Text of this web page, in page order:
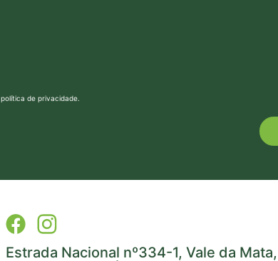
política de privacidade
Estrada Nacional nº334-1, Vale da Mata,